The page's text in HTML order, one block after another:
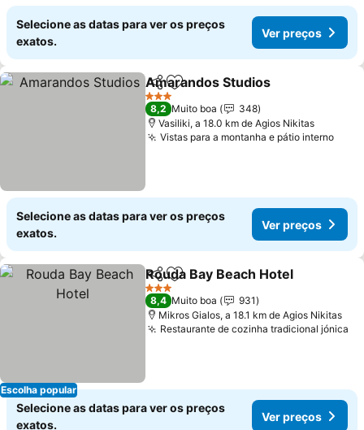
Selecione as datas para ver os preços
exatos.
Ver preços
PartilharAdicionar aos favoritos
Amarandos Studios
3 Estrelas
8,2 Muito boa
348
Vasiliki, a 18.0 km de Agios Nikitas
Vistas para a montanha e pátio internoVer
Selecione as datas para ver os preços
exatos.
Ver preços
Escolha popular
PartilharAdicionar aos favoritos
Rouda Bay Beach Hotel
3 Estrelas
8,4 Muito boa
931
Mikros Gialos, a 18.1 km de Agios Nikitas
Restaurante de cozinha tradicional jónica
Selecione as datas para ver os preços
exatos.
Ver preços